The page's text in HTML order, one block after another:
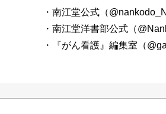
・南江堂公式（
・南江堂洋書部公式（
・『がん看護』編集室（